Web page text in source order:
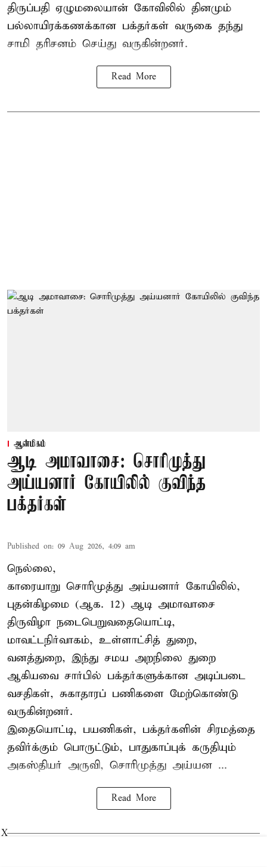
திருப்பதி ஏழுமலையான் கோவிலில் தினமும்
பல்லாயிரக்கணக்கான பக்தர்கள் வருகை தந்து
சாமி தரிசனம் செய்து வருகின்றனர்.
Read More
ஆன்மிகம்
ஆடி அமாவாசை: சொரிமுத்து
அய்யனார் கோயிலில் குவிந்த
பக்தர்கள்
Published on: 09 Aug 2026, 4:09 am
நெல்லை,
காரையாறு சொரிமுத்து அய்யனார் கோயிலில்,
புதன்கிழமை (ஆக. 12) ஆடி அமாவாசை
திருவிழா நடைபெறுவதையொட்டி,
மாவட்டநிர்வாகம், உள்ளாட்சித் துறை,
வனத்துறை, இந்து சமய அறநிலை துறை
ஆகியவை சார்பில் பக்தர்களுக்கான அடிப்படை
வசதிகள், சுகாதாரப் பணிகளை மேற்கொண்டு
வருகின்றனர்.
இதையொட்டி, பயணிகள், பக்தர்களின் சிரமத்தை
தவிர்க்கும் பொருட்டும், பாதுகாப்புக் கருதியும்
அகஸ்தியர் அருவி, சொரிமுத்து அய்யன ...
Read More
X